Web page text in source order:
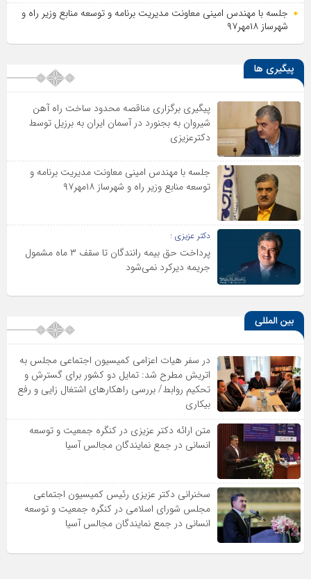
جلسه با مهندس امینی معاونت مدیریت برنامه و توسعه منابع وزیر راه و
شهرساز ۱۸مهر۹۷
پیگیری ها
پیگیری برگزاری مناقصه محدود ساخت راه آهن
شیروان به بجنورد در آسمان ایران به برزیل توسط
دکترعزیزی
جلسه با مهندس امینی معاونت مدیریت برنامه و
توسعه منابع وزیر راه و شهرساز ۱۸مهر۹۷
دکتر عزیزی :
پرداخت حق بیمه رانندگان تا سقف ۳ ماه مشمول
جریمه دیرکرد نمی‌شود
بین المللی
در سفر هیات اعزامی کمیسیون اجتماعی مجلس به
اتریش مطرح شد: تمایل دو کشور برای گسترش و
تحکیم روابط/ بررسی راهکارهای اشتغال زایی و رفع
بیکاری
متن ارائه دکتر عزیزى در کنگره جمعیت و توسعه
انسانى در جمع نمایندگان مجالس آسیا
سخنرانى دکتر عزیزى رئیس کمیسیون اجتماعى
مجلس شوراى اسلامى در کنگره جمعیت و توسعه
انسانى در جمع نمایندگان مجالس آسیا